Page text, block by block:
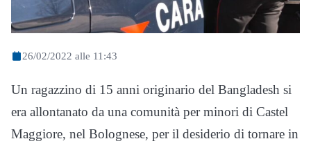
26/02/2022 alle 11:43
Un ragazzino di 15 anni originario del Bangladesh si
era allontanato da una comunità per minori di Castel
Maggiore, nel Bolognese, per il desiderio di tornare in